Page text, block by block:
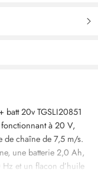
batt 20v TGSLI20851
à 20 V,
de chaîne de 7,5 m/s.
une batterie 2,0 Ah,
et un flacon d’huile